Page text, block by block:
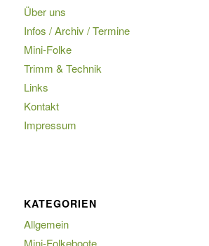
Über uns
Infos / Archiv / Termine
Mini-Folke
Trimm & Technik
Links
Kontakt
Impressum
KATEGORIEN
Allgemein